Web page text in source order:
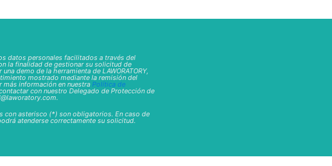
datos personales facilitados a través del
la finalidad de gestionar su solicitud de
demo de la herramienta de LAWORATORY,
mostrado mediante la remisión del
más información en nuestra Política de
con nuestro Delegado de Protección de
con asterisco (*) son obligatorios. En caso de
atenderse correctamente su solicitud.